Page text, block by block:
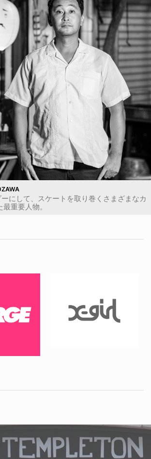
にして、スケートを取り巻くさまざまなカ
重要人物。